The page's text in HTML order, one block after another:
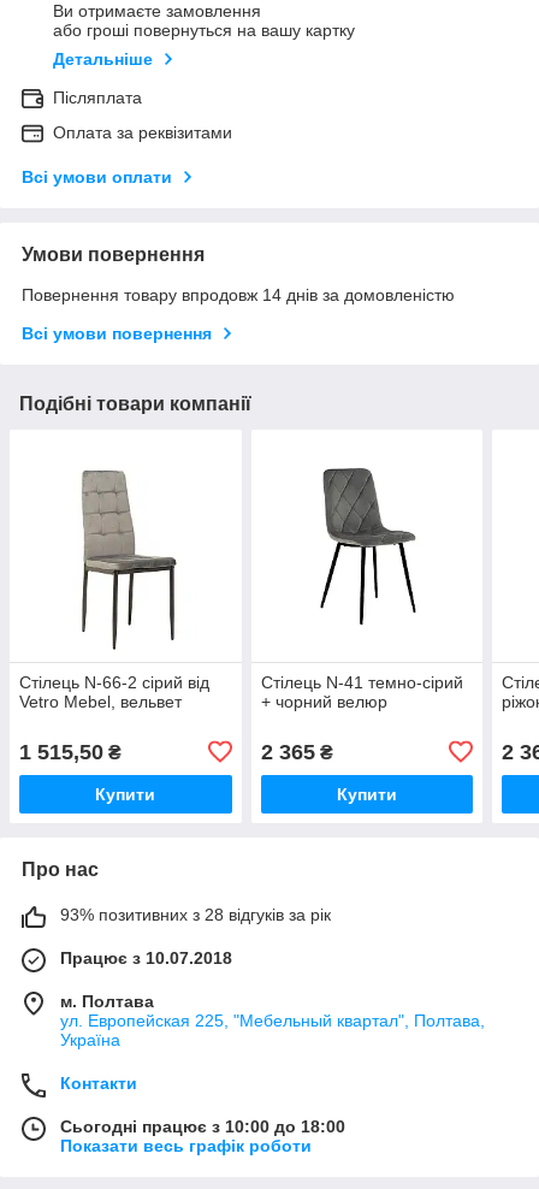
Ви отримаєте замовлення
або гроші повернуться на вашу картку
Детальніше
Післяплата
Оплата за реквізитами
Всі умови оплати
Умови повернення
Повернення товару впродовж 14 днів за домовленістю
Всі умови повернення
Подібні товари компанії
Стілець N-66-2 сірий від
Vetro Mebel, вельвет
1 515,50 ₴
Купити
Стілець N-41 темно-сірий
+ чорний велюр
2 365₴
Купити
2
Про нас
93% позитивних з 28 відгуків за рік
Працює з 10.07.2018
м. Полтава
ул. Европейская 225, "Мебельный квартал", Полтава,
Україна
Контакти
Сьогодні працює з 10:00 до 18:00
Показати весь графік роботи